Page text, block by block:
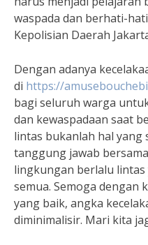
waspada dan berhati-
Kepolisian Daerah
Dengan adanya
di https://
bagi seluruh warga
dan kewaspadaan saat
lintas bukanlah hal yang
tanggung jawab
lingkungan berlalu lintas
semua. Semoga dengan
yang baik, angka
diminimalisir. Mari kita